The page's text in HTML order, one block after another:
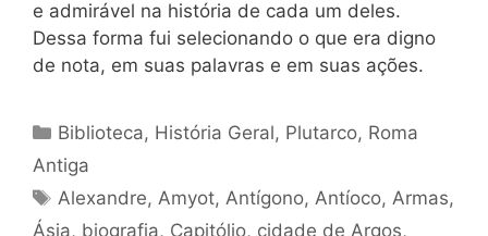
e admirável na história de cada um deles.
Dessa forma fui selecionando o que era digno
de nota, em suas palavras e em suas ações.
Categorias
Biblioteca, História Geral, Plutarco, Roma
Antiga
Tags
Alexandre, Amyot, Antígono, Antíoco, Armas,
Ásia, biografia, Capitólio, cidade de Argos,